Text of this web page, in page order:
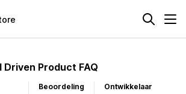
Driven Product FAQ
Beoordeling
Ontwikkelaar